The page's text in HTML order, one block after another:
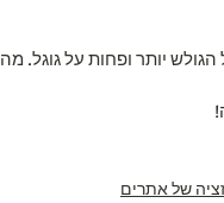
יותר ופחות על גוגל.
של אתרים